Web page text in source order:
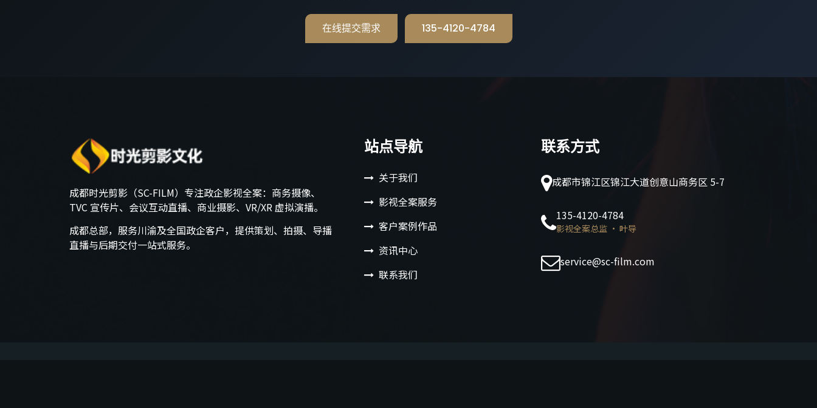
在线提交需求 135-4120-4784
成都时光剪影（SC-FILM）专注政企影视全案：商务摄像、
TVC 宣传片、会议互动直播、商业摄影、VR/XR 虚拟演播。
成都总部，服务川渝及全国政企客户，提供策划、拍摄、导播
直播与后期交付一站式服务。
站点导航
关于我们
影视全案服务
客户案例作品
资讯中心
联系我们
联系方式
成都市锦江区锦江大道创意山商务区 5-7
135-4120-4784
影视全案总监 · 叶导
service@sc-film.com